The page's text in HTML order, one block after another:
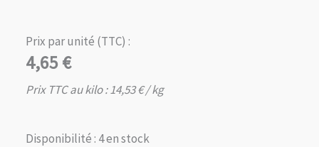
Prix par unité (TTC) :
4,65€
Prix TTC au kilo :14,53€/ kg
Disponibilité : 4 en stock